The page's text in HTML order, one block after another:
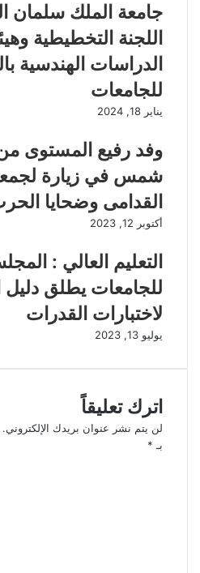
جامعة الملك سلمان
اللجنة التخطيطية
الدراسات الهندسية
للجامعات
يناير 18, 2024
وفد رفيع المستوى
شمس في زيارة
القدامى وضحايا
أكتوبر 12, 2023
التعليم العالي :
للجامعات يطلق دليل
لاختبارات القدرات
يوليو 13, 2023
اترك تعليقاً
لن يتم نشر عنوان بريدك الإلكتروني.
بـ *